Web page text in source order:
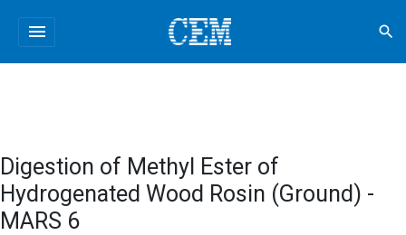
menu search
Digestion of Methyl Ester of
Hydrogenated Wood Rosin (Ground) -
MARS 6